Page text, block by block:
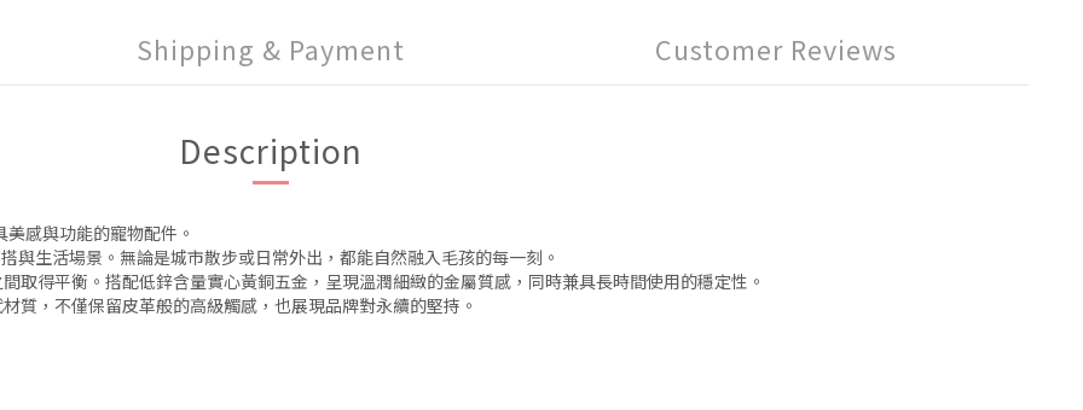
Shipping & Payment Customer Reviews
Description
感與功能的寵物配件。
生活場景。無論是城市散步或日常外出，都能自然融入毛孩的每一刻。
取得平衡。搭配低鋅含量實心黃銅五金，呈現溫潤細緻的金屬質感，同時兼具長時間使用的穩定性。
質，不僅保留皮革般的高級觸感，也展現品牌對永續的堅持。